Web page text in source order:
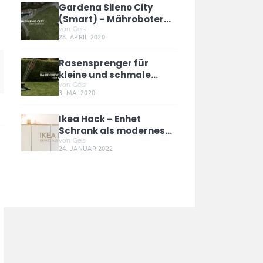
Gardena Sileno City
(Smart) – Mähroboter
fährt schief an die
Ladestation – Tipps
von: Geisi
28. APRIL 2020
Rasensprenger für
kleine und schmale
Flächen – Siena Garden
2100
von: Geisi
3. MAI 2020
Ikea Hack – Enhet
Schrank als modernes
Sideboard für Zuhause
von: Geisi
24. JANUAR 2022